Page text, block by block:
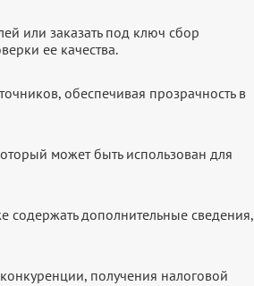
или заказать под ключ сбор
ее качества.
обеспечивая прозрачность в
может быть использован для
содержать дополнительные сведения,
получения налоговой